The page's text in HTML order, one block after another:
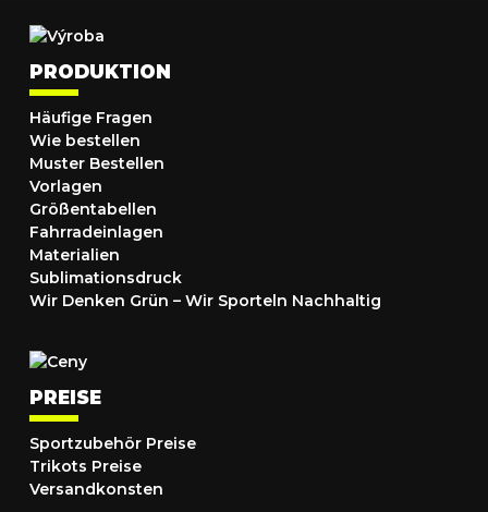
PRODUKTION
Häufige Fragen
Wie bestellen
Muster Bestellen
Vorlagen
Größentabellen
Fahrradeinlagen
Materialien
Sublimationsdruck
Wir Denken Grün – Wir Sporteln Nachhaltig
PREISE
Sportzubehör Preise
Trikots Preise
Versandkonsten